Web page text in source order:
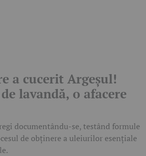
a cucerit Argeșul!
lavandă, o afacere
documentându-se, testând formule
de obținere a uleiurilor esențiale